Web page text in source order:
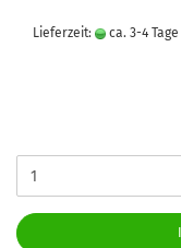
Lieferzeit: ca. 3-4 Tage